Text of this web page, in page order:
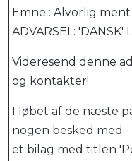
Emne : Alvorlig ment
ADVARSEL: 'DANSK'
Videresend denne
og kontakter!
I løbet af de næste
nogen besked med
et bilag med titlen